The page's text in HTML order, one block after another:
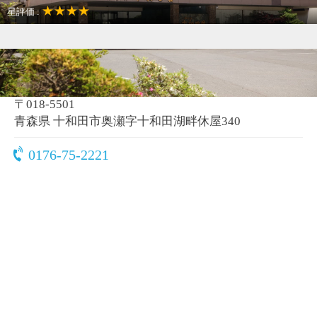
星評価 :★★★★
観光名所が近い
〒018-5501
青森県 十和田市奥瀬字十和田湖畔休屋340
0176-75-2221